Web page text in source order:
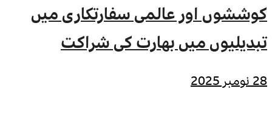
کوششوں اور عالمی سفارتکاری میں
تبدیلیوں میں بھارت کی شراکت
28 نومبر 2025